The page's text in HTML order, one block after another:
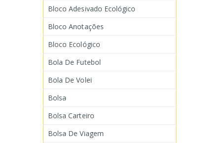
Bloco Adesivado Ecológico
Bloco Anotações
Bloco Ecológico
Bola De Futebol
Bola De Volei
Bolsa
Bolsa Carteiro
Bolsa De Viagem